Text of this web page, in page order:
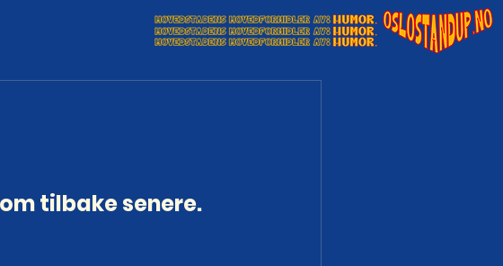
tilbake senere.